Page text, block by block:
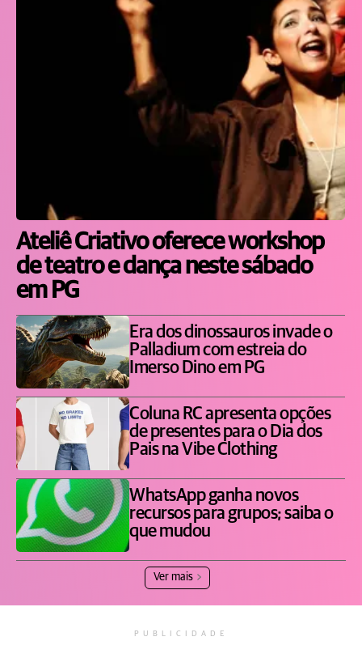
Ateliê Criativo oferece workshop
de teatro e dança neste sábado
em PG
Era dos dinossauros invade o
Palladium com estreia do
Imerso Dino em PG
Coluna RC apresenta opções
de presentes para o Dia dos
Pais na Vibe Clothing
WhatsApp ganha novos
recursos para grupos; saiba o
que mudou
Ver mais
PUBLICIDADE